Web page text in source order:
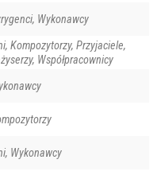
Wykonawcy
Kompozytorzy, Przyjaciele,
Współpracownicy
Wykonawcy